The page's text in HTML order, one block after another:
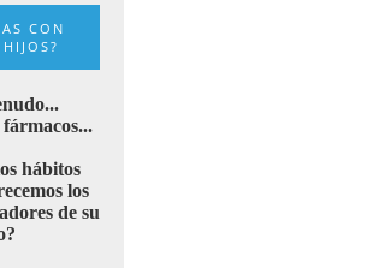
CON
hábitos
los
de su